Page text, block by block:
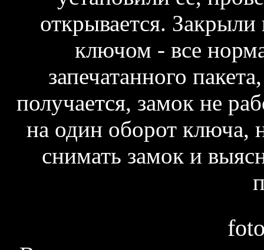
открывается.
ключом - все
запечатанного
получается, замок не
на один оборот ключа,
снимать замок и